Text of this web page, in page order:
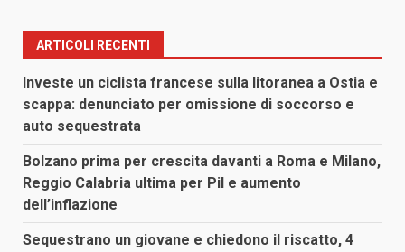
ARTICOLI RECENTI
Investe un ciclista francese sulla litoranea a Ostia e
scappa: denunciato per omissione di soccorso e
auto sequestrata
Bolzano prima per crescita davanti a Roma e Milano,
Reggio Calabria ultima per Pil e aumento
dell’inflazione
Sequestrano un giovane e chiedono il riscatto, 4